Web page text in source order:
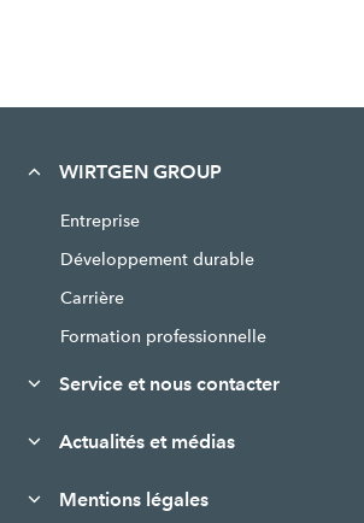
WIRTGEN GROUP
Entreprise
Développement durable
Carrière
Formation professionnelle
Service et nous contacter
Actualités et médias
Mentions légales